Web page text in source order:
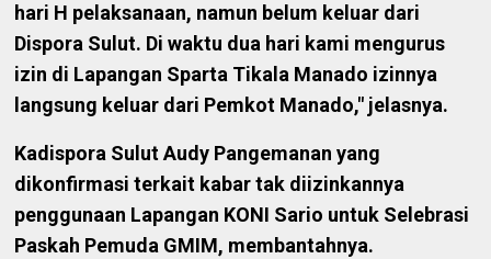
hari H pelaksanaan, namun belum keluar dari
Dispora Sulut. Di waktu dua hari kami mengurus
izin di Lapangan Sparta Tikala Manado izinnya
langsung keluar dari Pemkot Manado," jelasnya.
Kadispora Sulut Audy Pangemanan yang
dikonfirmasi terkait kabar tak diizinkannya
penggunaan Lapangan KONI Sario untuk Selebrasi
Paskah Pemuda GMIM, membantahnya.